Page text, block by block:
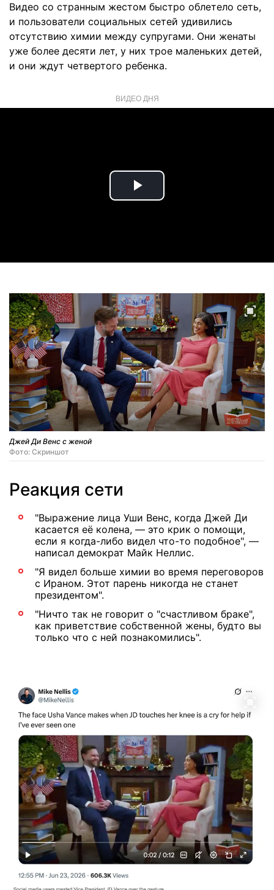
Видео со странным жестом быстро облетело сеть,
и пользователи социальных сетей удивились
отсутствию химии между супругами. Они женаты
уже более десяти лет, у них трое маленьких детей,
и они ждут четвертого ребенка.
ВИДЕО ДНЯ
Play
Джей Ди Венс с женой
Фото: Скриншот
Реакция сети
"Выражение лица Уши Венс, когда Джей Ди
касается её колена, — это крик о помощи,
если я когда-либо видел что-то подобное", —
написал демократ Майк Неллис.
"Я видел больше химии во время переговоров
с Ираном. Этот парень никогда не станет
президентом".
"Ничто так не говорит о "счастливом браке",
как приветствие собственной жены, будто вы
только что с ней познакомились".